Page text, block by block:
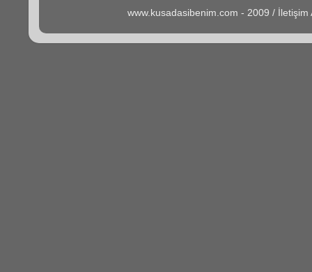
www.kusadasibenim.com - 2009 /